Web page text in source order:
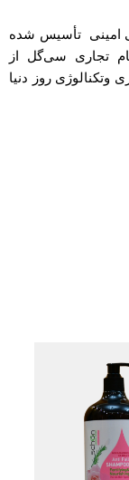
محمد ولی امینی تأسیس شده
تجاری سی‌گل از
وتکنالوژی روز دنیا